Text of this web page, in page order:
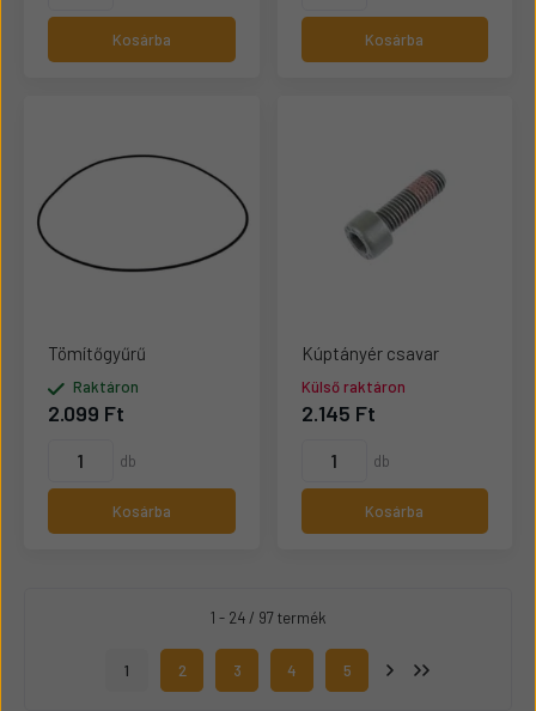
Kosárba Kosárba
Tömítőgyűrű
Raktáron
2.099 Ft
db
Kosárba
Kúptányér csavar
Külső raktáron
2.145 Ft
db
Kosárba
1 - 24 / 97 termék
1 2 3 4 5